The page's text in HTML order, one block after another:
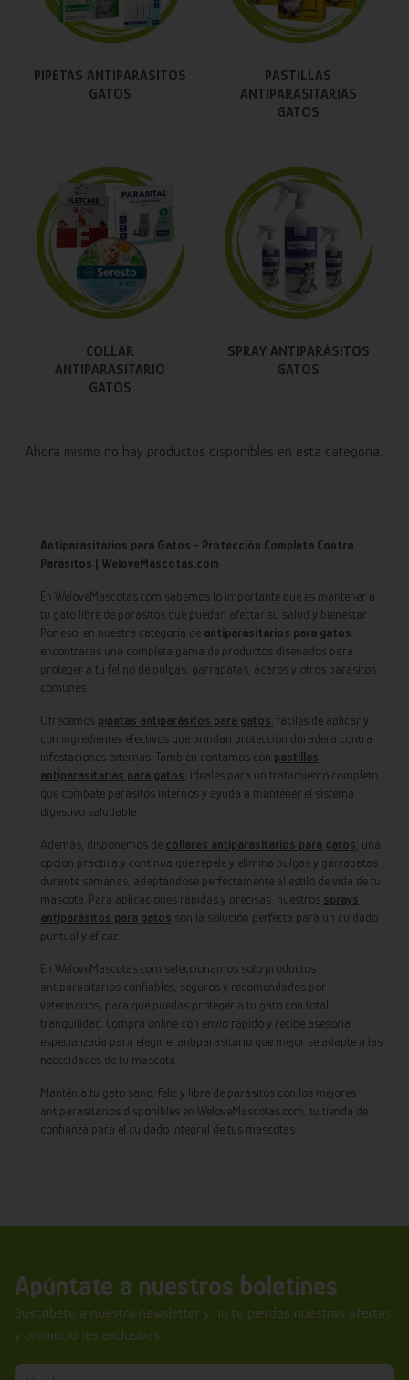
PIPETAS ANTIPARÁSITOS
GATOS
PASTILLAS
ANTIPARASITARIAS
GATOS
COLLAR
ANTIPARASITARIO
GATOS
SPRAY ANTIPARÁSITOS
GATOS
Ahora mismo no hay productos disponibles en esta categoría.
Antiparasitarios para Gatos - Protección Completa Contra
Parásitos | WeloveMascotas.com
En WeloveMascotas.com sabemos lo importante que es mantener a
tu gato libre de parásitos que puedan afectar su salud y bienestar.
Por eso, en nuestra categoría de antiparasitarios para gatos
encontrarás una completa gama de productos diseñados para
proteger a tu felino de pulgas, garrapatas, ácaros y otros parásitos
comunes.
Ofrecemos pipetas antiparásitos para gatos , fáciles de aplicar y
con ingredientes efectivos que brindan protección duradera contra
infestaciones externas. También contamos con pastillas
antiparasitarias para gatos, ideales para un tratamiento completo
que combate parásitos internos y ayuda a mantener el sistema
digestivo saludable.
Además, disponemos de collares antiparasitarios para gatos , una
opción práctica y continua que repele y elimina pulgas y garrapatas
durante semanas, adaptándose perfectamente al estilo de vida de tu
mascota. Para aplicaciones rápidas y precisas, nuestros sprays
antiparásitos para gatos son la solución perfecta para un cuidado
puntual y eficaz.
En WeloveMascotas.com seleccionamos solo productos
antiparasitarios confiables, seguros y recomendados por
veterinarios, para que puedas proteger a tu gato con total
tranquilidad. Compra online con envío rápido y recibe asesoría
especializada para elegir el antiparasitario que mejor se adapte a las
necesidades de tu mascota.
Mantén a tu gato sano, feliz y libre de parásitos con los mejores
antiparasitarios disponibles en WeloveMascotas.com, tu tienda de
confianza para el cuidado integral de tus mascotas.
Apúntate a nuestros boletines
Suscríbete a nuestra newsletter y no te pierdas nuestras ofertas
y promociones exclusivas.